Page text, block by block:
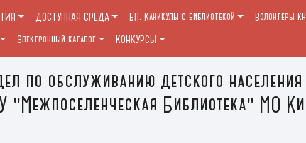
по обслуживанию детского населения
"Межпоселенческая Библиотека" МО
ДОСТУПНАЯ СРЕДА БП. Каникулы с библиотекой Волонтеры
Электронный каталог КОНКУРСЫ